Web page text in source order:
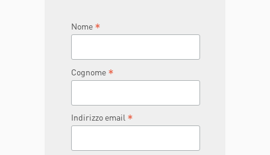
Nome *
Cognome *
Indirizzo email *